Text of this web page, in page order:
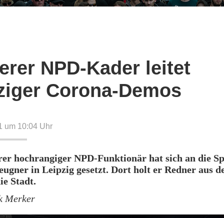
NPD-Kader leitet
Corona-Demos
um 10:04 Uhr
hochrangiger NPD-Funktionär hat sich an die
in Leipzig gesetzt. Dort holt er Redner aus
Stadt.
Merker